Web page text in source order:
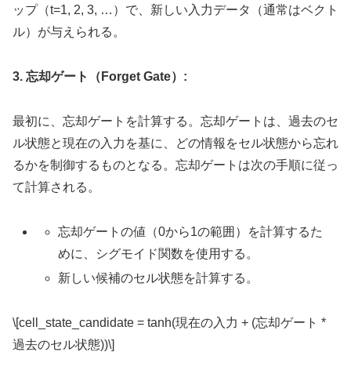
ップ（t=1, 2, 3, …）で、新しい入力データ（通常はベクト
ル）が与えられる。
3. 忘却ゲート（Forget Gate）:
最初に、忘却ゲートを計算する。忘却ゲートは、過去のセ
ル状態と現在の入力を基に、どの情報をセル状態から忘れ
るかを制御するものとなる。忘却ゲートは次の手順に従っ
て計算される。
忘却ゲートの値（0から1の範囲）を計算するた
めに、シグモイド関数を使用する。
新しい候補のセル状態を計算する。
\[cell_state_candidate = tanh(現在の入力 + (忘却ゲート *
過去のセル状態))\]